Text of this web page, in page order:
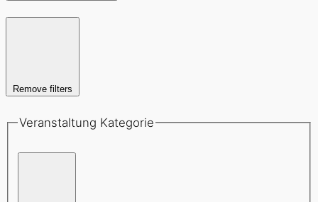
Remove filters
Veranstaltung Kategorie